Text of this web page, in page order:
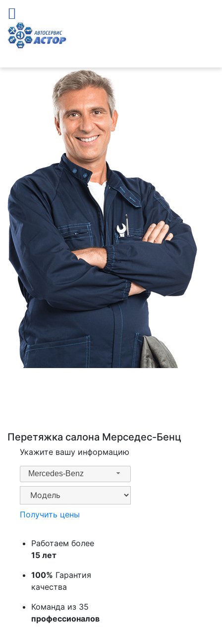
Перетяжка салона Мерседес-Бенц
Укажите вашу информацию
Mercedes-Benz
Получить цены
Работаем более
15 лет
100% Гарантия
качества
Команда из 35
профессионалов